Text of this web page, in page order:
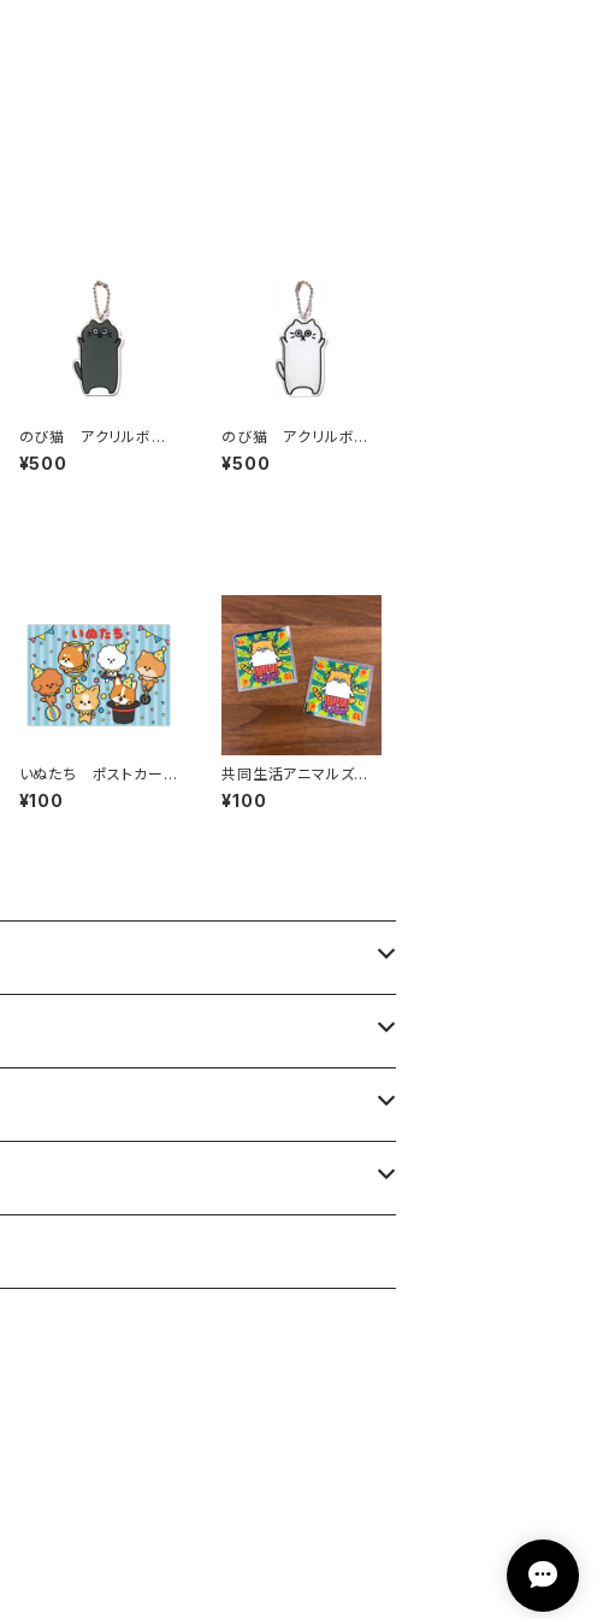
のび猫 アクリルボー
ルチェーン（くろ猫）
¥500
のび猫 アクリルボー
ルチェーン（しろ猫）
¥500
いぬたち ポストカード
（サーカス）
¥100
共同生活アニマルズ
キラキラステッカー（か
どちゃん）
¥100